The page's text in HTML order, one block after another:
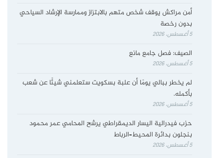
أمن مراكش يوقف شخص متهم بالابتزاز وممارسة الإرشاد السياحي
بدون رخصة
5 أغسطس، 2026
الصيف: فصل جامع مانع
5 أغسطس، 2026
لم يخطر ببالي يومًا أن علبة بسكويت ستعلمني شيئًا عن شعب
بأكمله.
5 أغسطس، 2026
حزب فيدرالية اليسار الديمقراطي يرشح المحامي عمر محمود
بنجلون بدائرة المحيط–الرباط
5 أغسطس، 2026